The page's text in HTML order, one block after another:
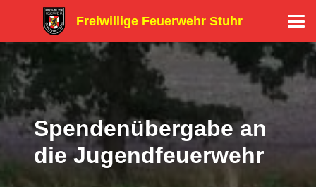
Freiwillige Feuerwehr Stuhr
Spendenübergabe an
die Jugendfeuerwehr